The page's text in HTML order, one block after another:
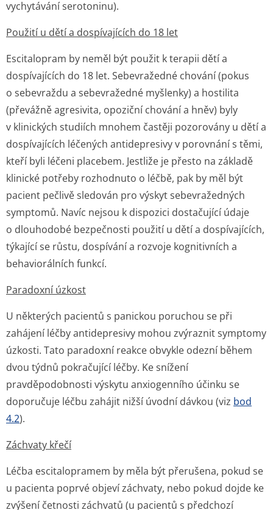
vychytávání serotoninu).
Použití u dětí a dospívajících do 18 let
Escitalopram by neměl být použit k terapii dětí a
dospívajících do 18 let. Sebevražedné chování (pokus
o sebevraždu a sebevražedné myšlenky) a hostilita
(převážně agresivita, opoziční chování a hněv) byly
v klinických studiích mnohem častěji pozorovány u dětí a
dospívajících léčených antidepresivy v porovnání s těmi,
kteří byli léčeni placebem. Jestliže je přesto na základě
klinické potřeby rozhodnuto o léčbě, pak by měl být
pacient pečlivě sledován pro výskyt sebevražedných
symptomů. Navíc nejsou k dispozici dostačující údaje
o dlouhodobé bezpečnosti použití u dětí a dospívajících,
týkající se růstu, dospívání a rozvoje kognitivních a
behaviorálních funkcí.
Paradoxní úzkost
U některých pacientů s panickou poruchou se při
zahájení léčby antidepresivy mohou zvýraznit symptomy
úzkosti. Tato paradoxní reakce obvykle odezní během
dvou týdnů pokračující léčby. Ke snížení
pravděpodobnosti výskytu anxiogenního účinku se
doporučuje léčbu zahájit nižší úvodní dávkou (viz bod
4.2).
Záchvaty křečí
Léčba escitalopramem by měla být přerušena, pokud se
u pacienta poprvé objeví záchvaty, nebo pokud dojde ke
zvýšení četnosti záchvatů (u pacientů s předchozí